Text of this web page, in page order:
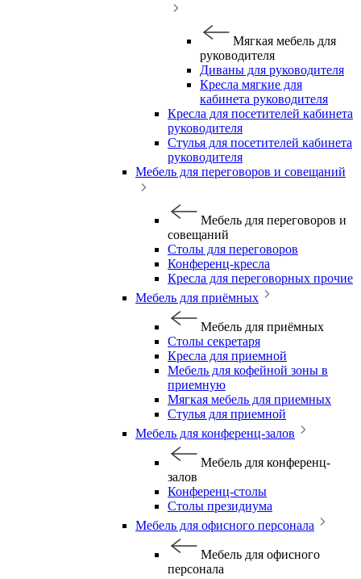
Мягкая мебель для
руководителя
Диваны для руководителя
Кресла мягкие для
кабинета руководителя
Кресла для посетителей кабинета
руководителя
Стулья для посетителей кабинета
руководителя
Мебель для переговоров и совещаний
Мебель для переговоров и
совещаний
Столы для переговоров
Конференц-кресла
Кресла для переговорных прочие
Мебель для приёмных
Мебель для приёмных
Столы секретаря
Кресла для приемной
Мебель для кофейной зоны в
приемную
Мягкая мебель для приемных
Стулья для приемной
Мебель для конференц-залов
Мебель для конференц-
залов
Конференц-столы
Столы президиума
Мебель для офисного персонала
Мебель для офисного
персонала